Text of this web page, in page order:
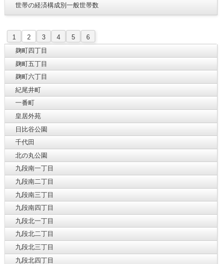
世帯の経済構成別一般世帯数
1 2 3 4 5
6
麹町四丁目
麹町五丁目
麹町六丁目
紀尾井町
一番町
皇居外苑
日比谷公園
千代田
北の丸公園
九段南一丁目
九段南二丁目
九段南三丁目
九段南四丁目
九段北一丁目
九段北二丁目
九段北三丁目
九段北四丁目